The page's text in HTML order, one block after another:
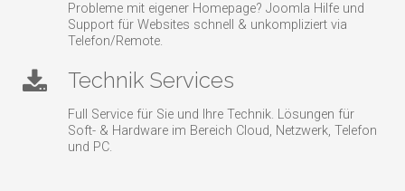
Probleme mit eigener Homepage? Joomla Hilfe und
Support für Websites schnell & unkompliziert via
Telefon/Remote.
Technik Services
Full Service für Sie und Ihre Technik. Lösungen für
Soft- & Hardware im Bereich Cloud, Netzwerk, Telefon
und PC.